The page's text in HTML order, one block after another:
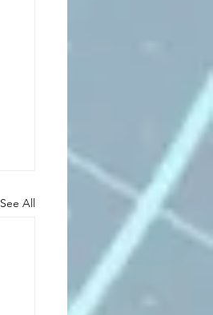
See All